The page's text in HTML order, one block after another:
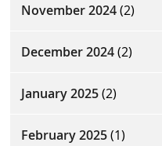
November 2024(2)
December 2024(2)
January 2025(2)
February 2025(1)